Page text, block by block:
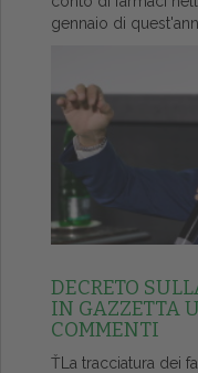
gennaio di
DECRETO
IN GAZZETTA
COMMENTI
ŤLa tracciatura dei